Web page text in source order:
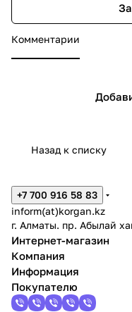
Комментарии
Назад к списку
+7 700 916 58 83
inform(at)korgan.kz
г. Алматы. пр. Абылай
Интернет-магазин
Компания
Информация
Покупателю